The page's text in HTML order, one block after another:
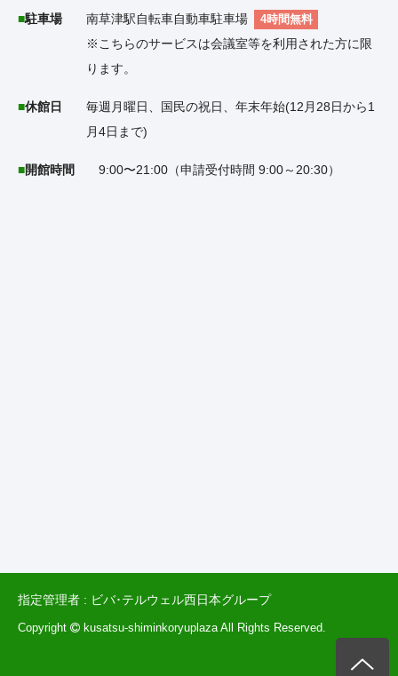
駐車場 南草津駅自転車自動車駐車場 4時間無料
※こちらのサービスは会議室等を利用された方に限
ります。
休館日
毎週月曜日、国民の祝日、年末年始(12月28日から1
月4日まで)
開館時間 9:00〜21:00（申請受付時間 9:00～20:30）
指定管理者 : ビバ･テルウェル西日本グループ
Copyright kusatsu-shiminkoryuplaza All Rights Reserved.